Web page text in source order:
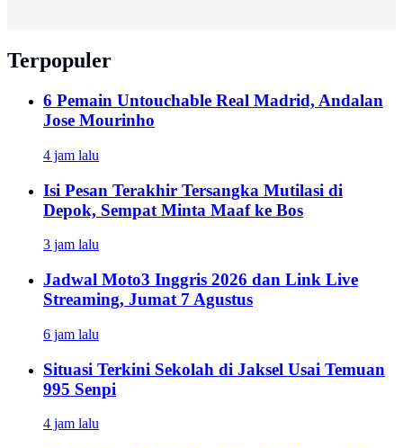
Terpopuler
6 Pemain Untouchable Real Madrid, Andalan
Jose Mourinho
4 jam lalu
Isi Pesan Terakhir Tersangka Mutilasi di
Depok, Sempat Minta Maaf ke Bos
3 jam lalu
Jadwal Moto3 Inggris 2026 dan Link Live
Streaming, Jumat 7 Agustus
6 jam lalu
Situasi Terkini Sekolah di Jaksel Usai Temuan
995 Senpi
4 jam lalu